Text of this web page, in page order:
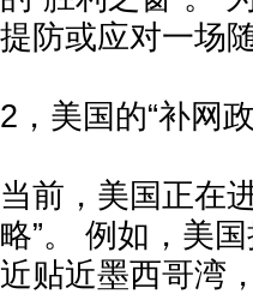
提防或应对一场
2，美国的“补网
当前，美国正在
略”。 例如，美
近贴近墨西哥湾